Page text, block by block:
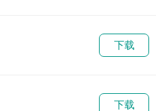
下载
下载